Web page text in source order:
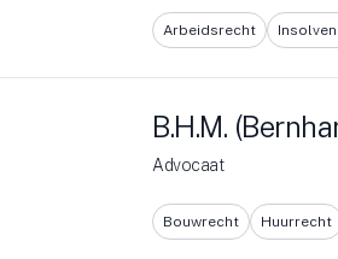
Arbeidsrecht
B.H.M.
Advocaat
Bouwrecht Huurrecht